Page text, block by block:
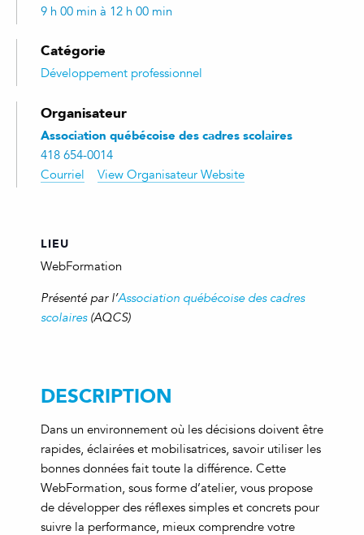
9 h 00 min à 12 h 00 min
Catégorie
Développement professionnel
Organisateur
Association québécoise des cadres scolaires
418 654-0014
Courriel
View Organisateur Website
LIEU
WebFormation
Présenté par l’Association québécoise des cadres
scolaires(AQCS)
DESCRIPTION
Dans un environnement où les décisions doivent être
rapides, éclairées et mobilisatrices, savoir utiliser les
bonnes données fait toute la différence. Cette
WebFormation, sous forme d’atelier, vous propose
de développer des réflexes simples et concrets pour
suivre la performance, mieux comprendre votre